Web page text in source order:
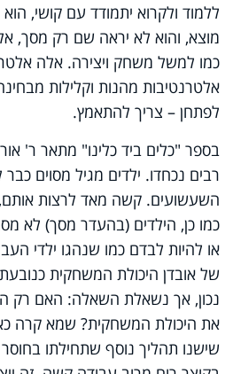
ללמוד ולקרוא יתמודד עם קושי,
מוצא, והוא לא יראה שם רק מסך,
כמו למשל משחק ויצירה. אלה
אלטרנטיבות מהנות וקלילות
לפתחן – צריך להתאמץ.
בספר "כלים ביד כלינו" מתאר ר'
רבים נכחדו. ילדים מגיל מסוים
השעשועים. קשה מאד לרצות
כמו כן, הילדים (בהעדר מסך) לא
או להיות לבדם כמו שנהגו ילדי
של אובדן היכולת המשחקית
נכון, אך נשאלת השאלה: האם רק
את היכולת המשחקית? שמא קרה
שישנו תהליך נוסף שתחילתו בחוסר